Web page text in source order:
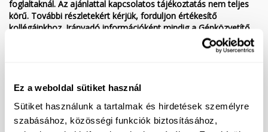
Ez a weboldal sütiket használ
Sütiket használunk a tartalmak és hirdetések személyre
szabásához, közösségi funkciók biztosításához,
foglaltaknál. Az ajánlattal kapcsolatos tájékoztatás nem teljes
körű. További részletekért kérjük, forduljon értékesítő
kollégáinkhoz. Irányadó információként mindig a Gépközvetítő
Kft. hivatalos honlapján, a www.gepkozvetito.hu weboldalon
található adatok szolgálnak, más hirdetési portálokon
tévedés és változtatás jogát a Gépközvetítő Kft. fenntartja.
Kedvező finanszírozási lehetőségek (hitel/lízing), akár 10%
önerőtől, 9 pénzintézet kínálatából az Ön számára legkedvezőbb
megoldást kiválasztva. A tájékoztatás nem teljes körű, kérjük